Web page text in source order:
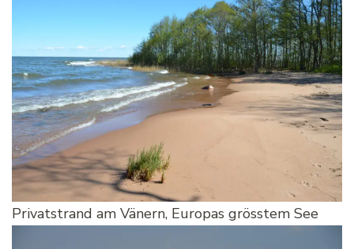
Privatstrand am Vänern, Europas grösstem See